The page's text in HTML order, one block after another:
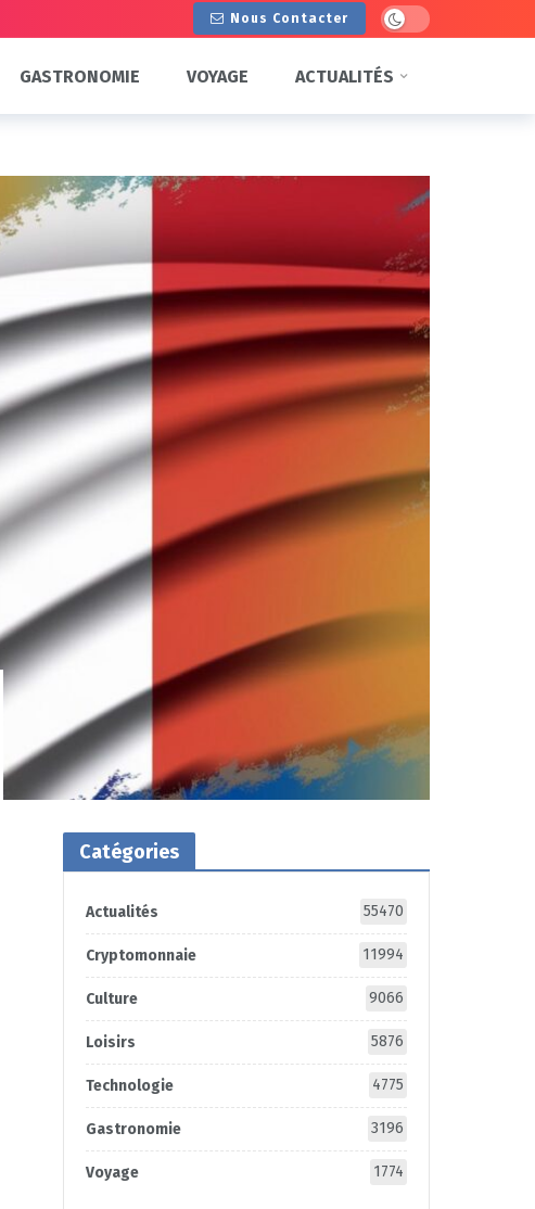
Nous Contacter Dark mode
GASTRONOMIE VOYAGE ACTUALITÉS
Catégories
Actualités 55470
Cryptomonnaie 11994
Culture 9066
Loisirs 5876
Technologie 4775
Gastronomie 3196
Voyage 1774